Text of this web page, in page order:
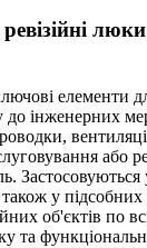
елементи
до інженерних
або
у
об'єктів по
та